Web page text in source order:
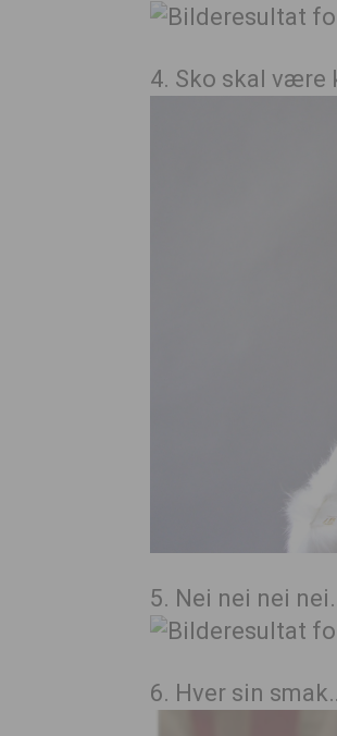
4. Sko skal være
5. Nei nei nei
6. Hver sin